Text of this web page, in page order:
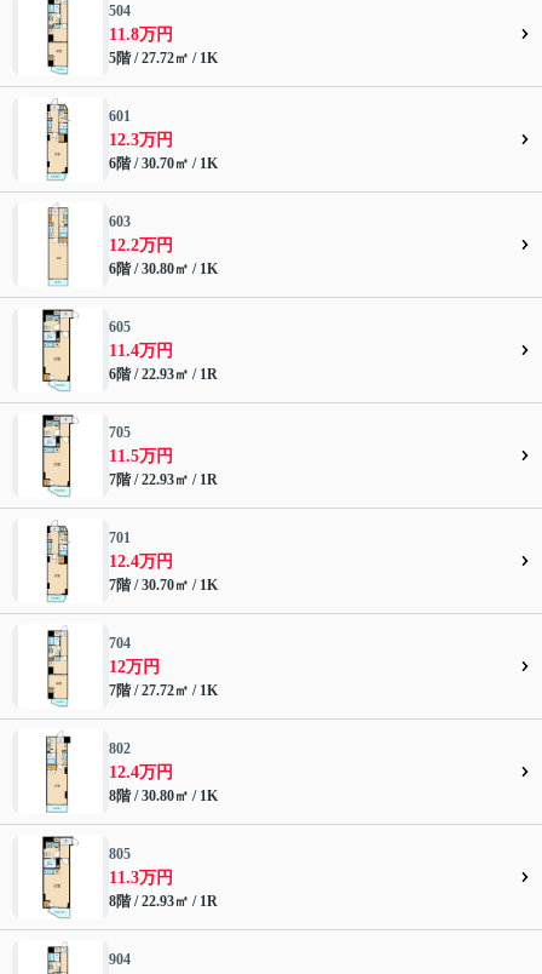
504
11.8万円
5階 / 27.72㎡ / 1K
601
12.3万円
6階 / 30.70㎡ / 1K
603
12.2万円
6階 / 30.80㎡ / 1K
605
11.4万円
6階 / 22.93㎡ / 1R
705
11.5万円
7階 / 22.93㎡ / 1R
701
12.4万円
7階 / 30.70㎡ / 1K
704
12万円
7階 / 27.72㎡ / 1K
802
12.4万円
8階 / 30.80㎡ / 1K
805
11.3万円
8階 / 22.93㎡ / 1R
904